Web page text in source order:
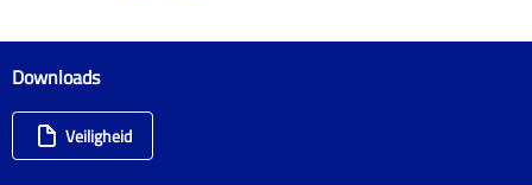
Downloads
Veiligheid